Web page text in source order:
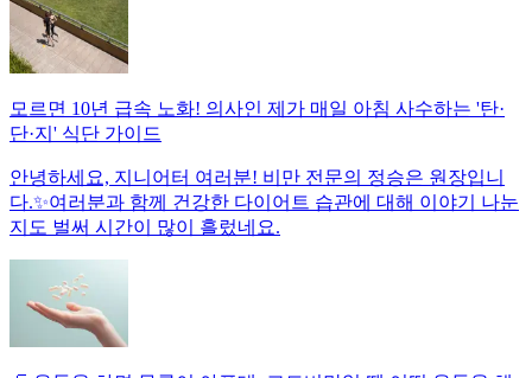
모르면 10년 급속 노화! 의사인 제가 매일 아침 사수하는 '탄·
단·지' 식단 가이드
안녕하세요, 지니어터 여러분! 비만 전문의 정승은 원장입니
다.✨여러분과 함께 건강한 다이어트 습관에 대해 이야기 나눈
지도 벌써 시간이 많이 흘렀네요.